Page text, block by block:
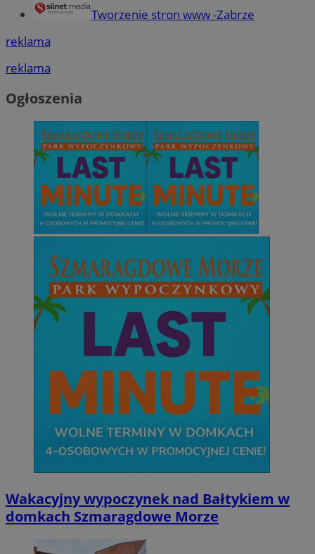
Tworzenie stron www -Zabrze
reklama
reklama
Ogłoszenia
Wakacyjny wypoczynek nad Bałtykiem w
domkach Szmaragdowe Morze